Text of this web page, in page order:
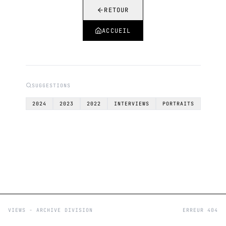
RETOUR
ACCUEIL
SUGGESTIONS
2024 2023 2022 INTERVIEWS PORTRAITS
VIEWS - ARCHIVE DIVISION ERREUR 404